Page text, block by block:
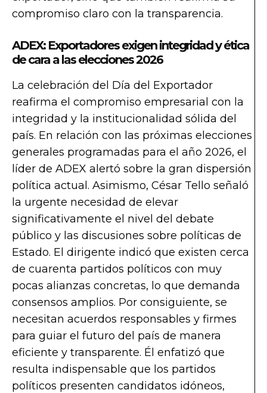
compromiso claro con la transparencia.
ADEX: Exportadores exigen integridad y ética
de cara a las elecciones 2026
La celebración del Día del Exportador
reafirma el compromiso empresarial con la
integridad y la institucionalidad sólida del
país. En relación con las próximas elecciones
generales programadas para el año 2026, el
líder de ADEX alertó sobre la gran dispersión
política actual. Asimismo, César Tello señaló
la urgente necesidad de elevar
significativamente el nivel del debate
público y las discusiones sobre políticas de
Estado. El dirigente indicó que existen cerca
de cuarenta partidos políticos con muy
pocas alianzas concretas, lo que demanda
consensos amplios. Por consiguiente, se
necesitan acuerdos responsables y firmes
para guiar el futuro del país de manera
eficiente y transparente. Él enfatizó que
resulta indispensable que los partidos
políticos presenten candidatos idóneos,